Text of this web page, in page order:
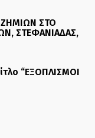
ΣΤΟ
ΣΤΕΦΑΝΙΑΔΑΣ,
“ΕΞΟΠΛΙΣΜΟΙ